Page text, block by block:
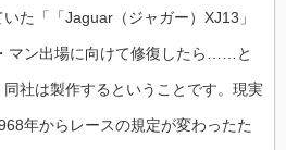
た「「Jaguar（ジャガー）XJ13」
マン出場に向けて修復したら……と
社は製作するということです。現実
年からレースの規定が変わったた